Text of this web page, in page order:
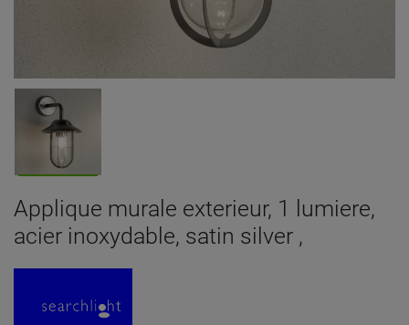
Applique murale exterieur, 1 lumiere,
acier inoxydable, satin silver ,